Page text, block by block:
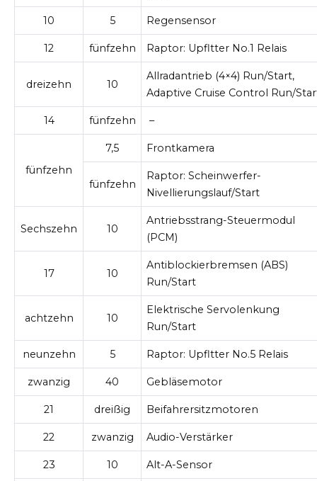
10 5 Regensensor
12 fünfzehn Raptor: Upfltter No.1 Relais
dreizehn 10
Allradantrieb (4×4) Run/Start,
Adaptive Cruise Control Run/
14 fünfzehn –
fünfzehn
7,5 Frontkamera
fünfzehn
Raptor: Scheinwerfer-
Nivellierungslauf/Start
Sechszehn 10
Antriebsstrang-Steuermodul
(PCM)
17 10
Antiblockierbremsen (ABS)
Run/Start
achtzehn 10
Elektrische Servolenkung
Run/Start
neunzehn 5 Raptor: Upfltter No.5 Relais
zwanzig 40 Gebläsemotor
21 dreißig Beifahrersitzmotoren
22 zwanzig Audio-Verstärker
23 10 Alt-A-Sensor